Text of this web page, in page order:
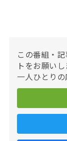
この番組・
トをお願いし
一人ひとりの